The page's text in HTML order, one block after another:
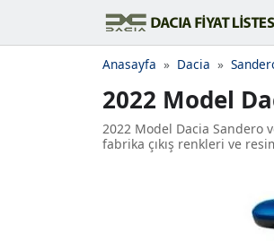
Anasayfa Dacia
2022 Model
2022 Model Dacia Sandero
fabrika çıkış renkleri ve